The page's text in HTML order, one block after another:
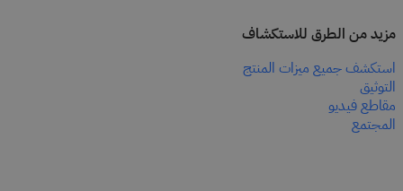
مزيد من الطرق للاستكشاف
استكشف جميع ميزات المنتج
التوثيق
مقاطع فيديو
المجتمع